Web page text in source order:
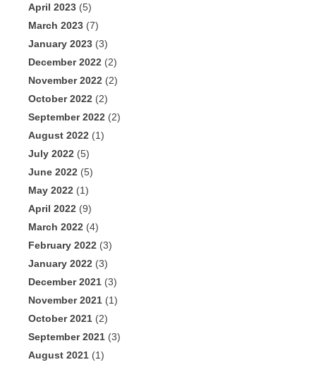
April 2023 (5)
March 2023 (7)
January 2023 (3)
December 2022 (2)
November 2022 (2)
October 2022 (2)
September 2022 (2)
August 2022 (1)
July 2022 (5)
June 2022 (5)
May 2022 (1)
April 2022 (9)
March 2022 (4)
February 2022 (3)
January 2022 (3)
December 2021 (3)
November 2021 (1)
October 2021 (2)
September 2021 (3)
August 2021 (1)